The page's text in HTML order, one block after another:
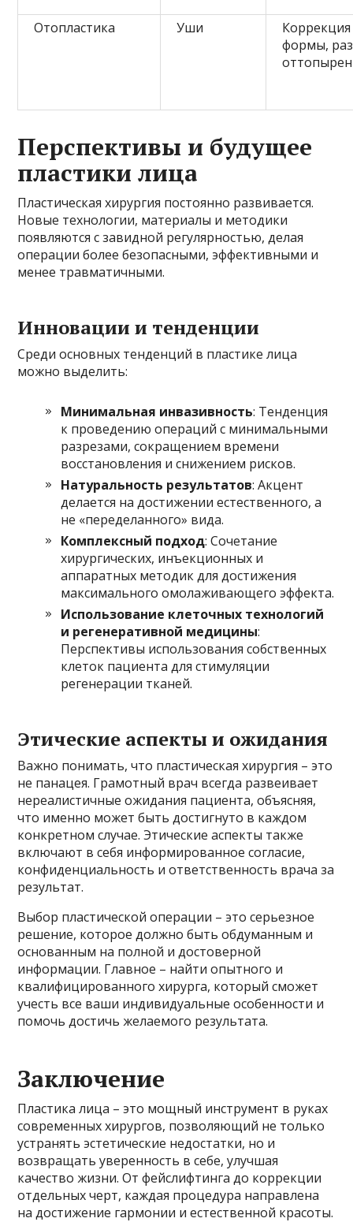
Отопластика Уши
Коррекция
формы,
Перспективы и будущее
пластики лица
Пластическая хирургия постоянно развивается.
Новые технологии, материалы и методики
появляются с завидной регулярностью, делая
операции более безопасными, эффективными и
менее травматичными.
Инновации и тенденции
Среди основных тенденций в пластике лица
можно выделить:
Минимальная инвазивность: Тенденция
к проведению операций с минимальными
разрезами, сокращением времени
восстановления и снижением рисков.
Натуральность результатов: Акцент
делается на достижении естественного, а
не «переделанного» вида.
Комплексный подход: Сочетание
хирургических, инъекционных и
аппаратных методик для достижения
максимального омолаживающего эффекта.
Использование клеточных технологий
и регенеративной медицины:
Перспективы использования собственных
клеток пациента для стимуляции
регенерации тканей.
Этические аспекты и ожидания
Важно понимать, что пластическая хирургия – это
не панацея. Грамотный врач всегда развеивает
нереалистичные ожидания пациента, объясняя,
что именно может быть достигнуто в каждом
конкретном случае. Этические аспекты также
включают в себя информированное согласие,
конфиденциальность и ответственность врача за
результат.
Выбор пластической операции – это серьезное
решение, которое должно быть обдуманным и
основанным на полной и достоверной
информации. Главное – найти опытного и
квалифицированного хирурга, который сможет
учесть все ваши индивидуальные особенности и
помочь достичь желаемого результата.
Заключение
Пластика лица – это мощный инструмент в руках
современных хирургов, позволяющий не только
устранять эстетические недостатки, но и
возвращать уверенность в себе, улучшая
качество жизни. От фейслифтинга до коррекции
отдельных черт, каждая процедура направлена
на достижение гармонии и естественной красоты.